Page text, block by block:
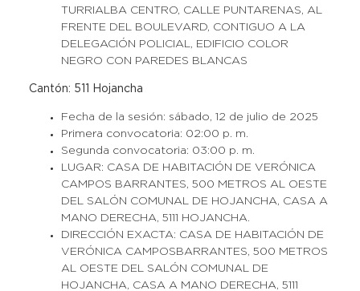
TURRIALBA CENTRO, CALLE PUNTARENAS, AL
FRENTE DEL BOULEVARD, CONTIGUO A LA
DELEGACIÓN POLICIAL, EDIFICIO COLOR
NEGRO CON PAREDES BLANCAS
Cantón: 511 Hojancha
Fecha de la sesión: sábado, 12 de julio de 2025
Primera convocatoria: 02:00 p. m.
Segunda convocatoria: 03:00 p. m.
LUGAR: CASA DE HABITACIÓN DE VERÓNICA
CAMPOS BARRANTES, 500 METROS AL OESTE
DEL SALÓN COMUNAL DE HOJANCHA, CASA A
MANO DERECHA, 5111 HOJANCHA.
DIRECCIÓN EXACTA: CASA DE HABITACIÓN DE
VERÓNICA CAMPOSBARRANTES, 500 METROS
AL OESTE DEL SALÓN COMUNAL DE
HOJANCHA, CASA A MANO DERECHA, 5111